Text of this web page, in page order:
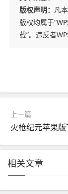
版权声明： 凡
版权均属于
载”。违反者
上一篇
相关文章